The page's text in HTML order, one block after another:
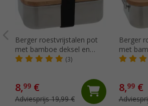
Berger roestvrijstalen pot
met bamboe deksel en
elastiek 800 ml (3)
8,99 €
Adviesprijs 19,99 €
Berger
met
hanger
8,99€